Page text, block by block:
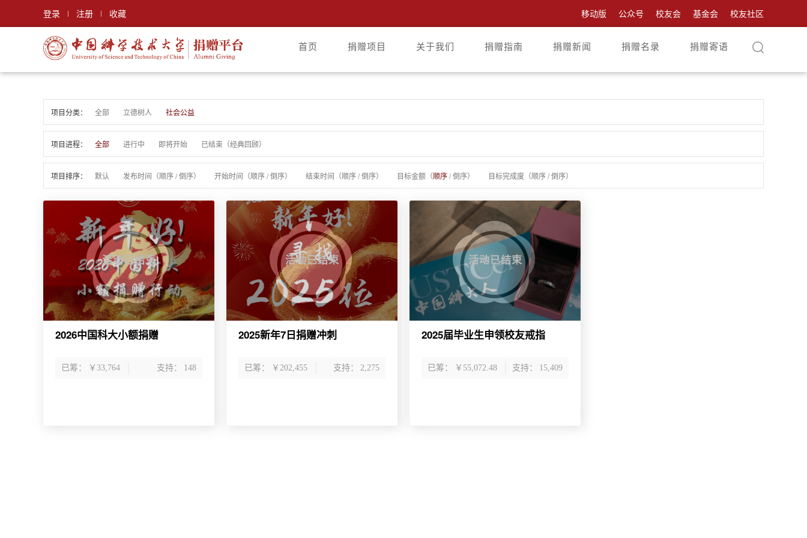
登录 | 注册 | 收藏 移动版 公众号 校友会 基金会 校友社区
首页 捐赠项目 关于我们 捐赠指南 捐赠新闻 捐赠名录 捐赠寄语
项目分类： 全部 立德树人 社会公益
项目进程： 全部 进行中 即将开始 已结束 （经典回顾）
项目排序： 默认 发布时间（顺序/倒序） 开始时间（顺序/倒序） 结束时间（顺序/倒序） 目标金额（顺序/倒序） 目标完成度（顺序/倒序）
活动已结束
2026中国科大小额捐赠
已筹： ￥33,764 支持： 148
活动已结束
2025新年7日捐赠冲刺
已筹： ￥202,455 支持： 2,275
活动已结束
2025届毕业生申领校友戒指
已筹： ￥55,072.48 支持： 15,409